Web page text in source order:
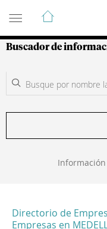
Guía de
Buscador de
Directorio de
Empresas en